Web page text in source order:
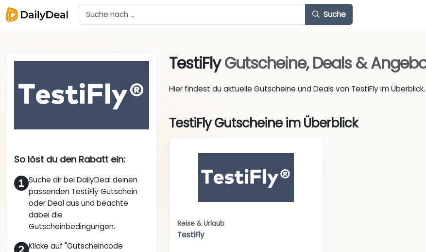
Suche
So löst du den Rabatt ein:
Suche dir bei DailyDeal deinen
passenden TestiFly Gutschein
oder Deal aus und beachte
dabei die
Gutscheinbedingungen.
Klicke auf "Gutscheincode
TestiFlyGutscheine, Deals &
Hier findest du aktuelle Gutscheine und Deals von TestiFly im Überblick.
TestiFly Gutscheine im Überblick
Reise & Urlaub
TestiFly